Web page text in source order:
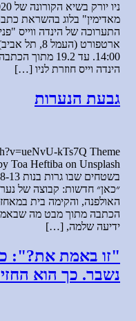
מאדימין" בלוג בהשראת
התערוכה של הינדה ווייס
14:00. עד 19.2
הינדה וייס חוזרת לניו […]
גבעת הנערות
kTs7Q Theme
״כאן״ חדשות: קבוצה של
האולפנה, והקימה בית
הכתבה מתוך מבט מה
ידיעה שלמה, […]
"זו באמת את?":
נשבר. כך הוא